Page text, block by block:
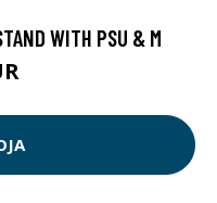
WITH PSU & M